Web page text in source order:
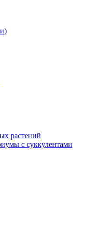
растений
с суккулентами